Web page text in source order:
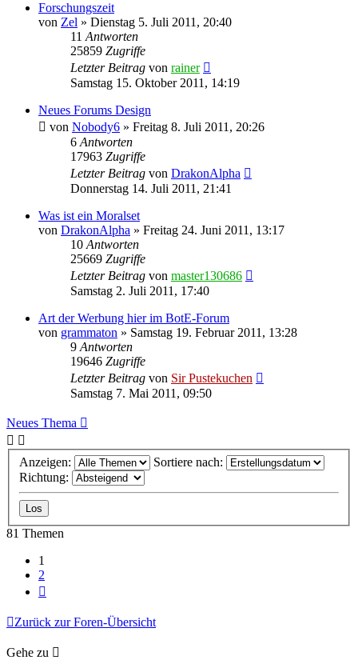
Forschungszeit
von Zel » Dienstag 5. Juli 2011, 20:40
11 Antworten
25859 Zugriffe
Letzter Beitrag von rainer
Samstag 15. Oktober 2011, 14:19
Neues Forums Design
von Nobody6 » Freitag 8. Juli 2011, 20:26
6 Antworten
17963 Zugriffe
Letzter Beitrag von DrakonAlpha
Donnerstag 14. Juli 2011, 21:41
Was ist ein Moralset
von DrakonAlpha » Freitag 24. Juni 2011, 13:17
10 Antworten
25669 Zugriffe
Letzter Beitrag von master130686
Samstag 2. Juli 2011, 17:40
Art der Werbung hier im BotE-Forum
von grammaton » Samstag 19. Februar 2011, 13:28
9 Antworten
19646 Zugriffe
Letzter Beitrag von Sir Pustekuchen
Samstag 7. Mai 2011, 09:50
Neues Thema
Anzeigen:
Sortiere nach:
Richtung:
81 Themen
1
2
Zurück zur Foren-Übersicht
Gehe zu